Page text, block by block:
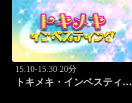
15:10-15:30 20分
トキメキ・インベスティン